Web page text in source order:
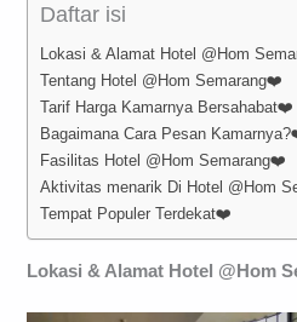
Daftar isi
Lokasi & Alamat Hotel @Hom
Tentang Hotel @Hom Semarang❤️
Tarif Harga Kamarnya Bersahabat❤️
Bagaimana Cara Pesan
Fasilitas Hotel @Hom Semarang❤️
Aktivitas menarik Di Hotel @Hom
Tempat Populer Terdekat❤️
Lokasi & Alamat Hotel @Hom